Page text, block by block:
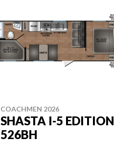
COACHMEN 2026
SHASTA I-5 EDITION
526BH